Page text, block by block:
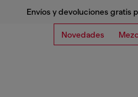
Envíos y devoluciones gratis
Novedades